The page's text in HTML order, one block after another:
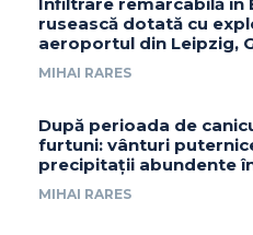
rusească dotată cu
aeroportul din Leipzig,
MIHAI RARES
După perioada de
furtuni: vânturi
precipitații abundente
MIHAI RARES